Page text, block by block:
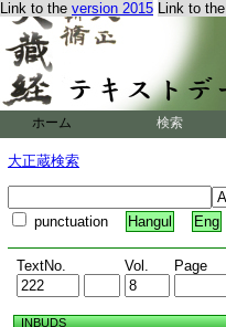
Link to the version 2015 Link to the
ホーム 検索
大正蔵検索
punctuation Hangul Eng
TextNo. Vol. Page
INBUDS